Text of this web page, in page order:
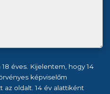
éves. Kijelentem, hogy 14
képviselőm
az oldalt. 14 év alattiként